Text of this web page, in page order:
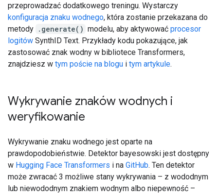
przeprowadzać dodatkowego treningu. Wystarczy
konfiguracja znaku wodnego, która zostanie przekazana do
metody .generate() modelu, aby aktywować procesor
logitów SynthID Text. Przykłady kodu pokazujące, jak
zastosować znak wodny w bibliotece Transformers,
znajdziesz w tym poście na blogu i tym artykule.
Wykrywanie znaków wodnych i
weryfikowanie
Wykrywanie znaku wodnego jest oparte na
prawdopodobieństwie. Detektor bayesowski jest dostępny
w Hugging Face Transformers i na GitHub. Ten detektor
może zwracać 3 możliwe stany wykrywania – z wododnym
lub niewododnym znakiem wodnym albo niepewność –